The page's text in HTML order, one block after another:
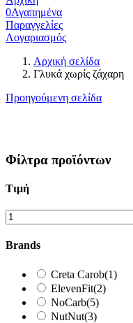
0Αγαπημένα
Παραγγελίες
Λογαριασμός
Αρχική σελίδα
Γλυκά χωρίς ζάχαρη
Προηγούμενη σελίδα
Φίλτρα προϊόντων
Τιμή
Brands
Creta Carob(1)
ElevenFit(2)
NoCarb(5)
NutNut(3)